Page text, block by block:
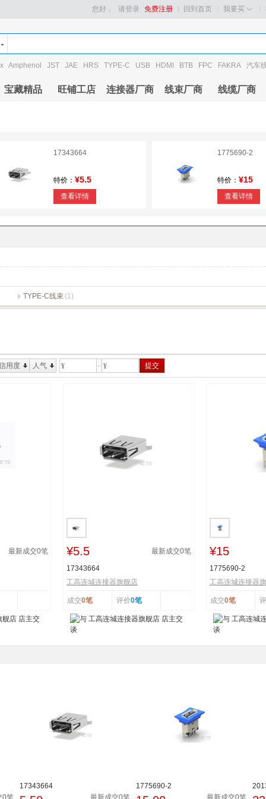
回到首页 我要买
您好， 请登录 免费注册
Amphenol JST JAE HRS TYPE-C USB HDMI BTB FPC FAKRA 汽车
宝藏精品 旺铺工店 连接器厂商 线束厂商 线缆厂商
17343664
特价： ¥5.5
查看详情
1775690-2
特价： ¥15
查看详情
TYPE-C线束 (1)
用度 人气 ¥ ¥ 提交
最新成交0笔 ¥5.5 最新成交0笔
17343664
工高连城连接器旗舰店
成交0笔 评价0笔
¥15
1775690-2
工高连城连接器
成交0笔
0笔
17343664
最新成交0笔
1775690-2
最新成交0笔